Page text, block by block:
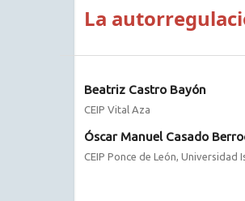
La
Beatriz Castro Bayón
CEIP Vital Aza
Óscar Manuel Casado
CEIP Ponce de León, Universidad